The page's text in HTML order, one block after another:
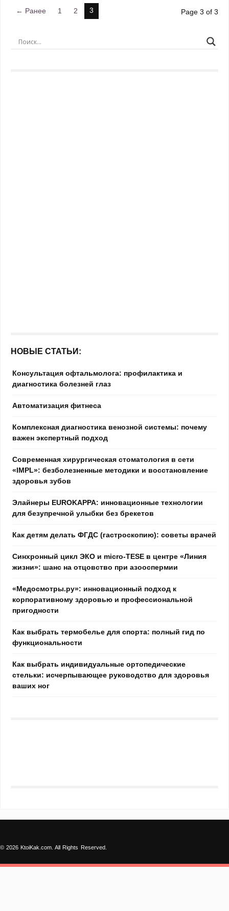
← Ранее 1 2 3 Page 3 of 3
НОВЫЕ СТАТЬИ:
Консультация офтальмолога: профилактика и
диагностика болезней глаз
Автоматизация фитнеса
Комплексная диагностика венозной системы: почему
важен экспертный подход
Современная хирургическая стоматология в сети
«IMPL»: безболезненные методики и восстановление
здоровья зубов
Элайнеры EUROKAPPA: инновационные технологии
для безупречной улыбки без брекетов
Как детям делать ФГДС (гастроскопию): советы врачей
Синхронный цикл ЭКО и micro-TESE в центре «Линия
жизни»: шанс на отцовство при азооспермии
«Медосмотры.ру»: инновационный подход к
корпоративному здоровью и профессиональной
пригодности
Как выбрать термобелье для спорта: полный гид по
функциональности
Как выбрать индивидуальные ортопедические
стельки: исчерпывающее руководство для здоровья
ваших ног
© 2026 KtoiKak.com. All Rights Reserved.